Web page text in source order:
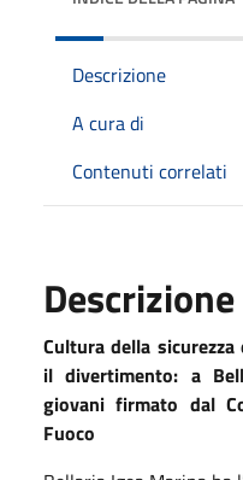
Descrizione
A cura di
Contenuti correlati
Descrizione
Cultura della
il divertimento: a
giovani firmato dal
Fuoco